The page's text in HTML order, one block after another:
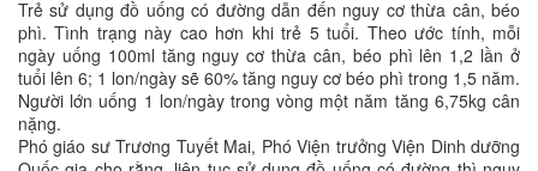
Trẻ sử dụng đồ uống có đường dẫn đến nguy cơ thừa cân, béo
phì. Tình trạng này cao hơn khi trẻ 5 tuổi. Theo ước tính, mỗi
ngày uống 100ml tăng nguy cơ thừa cân, béo phì lên 1,2 lần ở
tuổi lên 6; 1 lon/ngày sẽ 60% tăng nguy cơ béo phì trong 1,5 năm.
Người lớn uống 1 lon/ngày trong vòng một năm tăng 6,75kg cân
nặng.
Phó giáo sư Trương Tuyết Mai, Phó Viện trưởng Viện Dinh dưỡng